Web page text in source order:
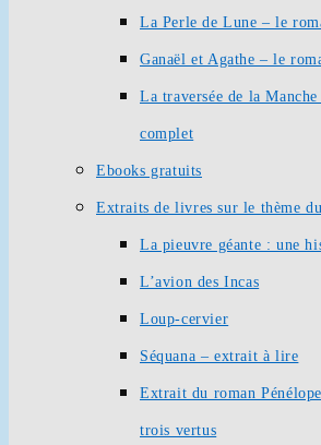
La Perle de Lune – le
Ganaël et Agathe – le
La traversée de la
complet
Ebooks gratuits
Extraits de livres sur le thème
La pieuvre géante : une
L’avion des Incas
Loup-cervier
Séquana – extrait à lire
Extrait du roman
trois vertus